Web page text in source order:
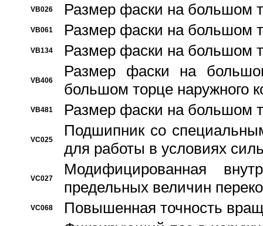
VB026 Размер фаски на большом
VB061 Размер фаски на большом
VB134 Размер фаски на большом
VB406
Размер фаски на
большом торце наружного
VB481 Размер фаски на большом
VC025
Подшипник со
для работы в условиях
VC027
Модифицированная
предельных величин
VC068 Повышенная точность